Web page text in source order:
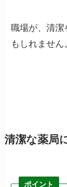
職場が、清潔
もしれません
清潔な薬局
ポイント